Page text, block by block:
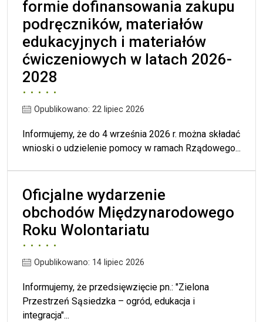
formie dofinansowania zakupu
podręczników, materiałów
edukacyjnych i materiałów
ćwiczeniowych w latach 2026-
2028
Opublikowano: 22 lipiec 2026
Informujemy, że do 4 września 2026 r. można składać
wnioski o udzielenie pomocy w ramach Rządowego...
Oficjalne wydarzenie
obchodów Międzynarodowego
Roku Wolontariatu
Opublikowano: 14 lipiec 2026
Informujemy, że przedsięwzięcie pn.: "Zielona
Przestrzeń Sąsiedzka – ogród, edukacja i
integracja"...